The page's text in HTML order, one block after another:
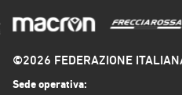
©2026 FEDERAZIONE
Sede operativa: